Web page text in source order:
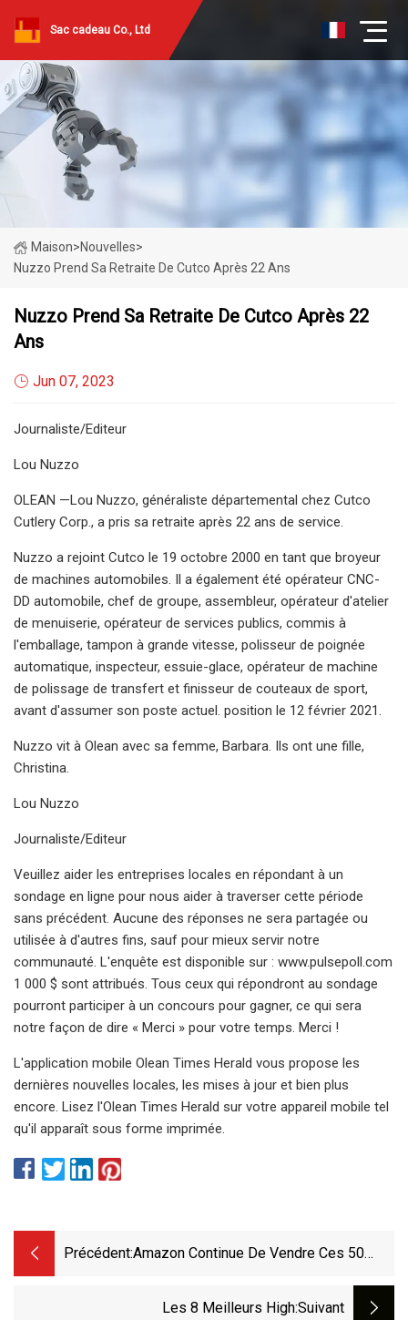
Sac cadeau Co., Ltd
Maison>Nouvelles>
Nuzzo Prend Sa Retraite De Cutco Après 22 Ans
Nuzzo Prend Sa Retraite De Cutco Après 22
Ans
Jun 07, 2023
Journaliste/Editeur
Lou Nuzzo
OLEAN —Lou Nuzzo, généraliste départemental chez Cutco
Cutlery Corp., a pris sa retraite après 22 ans de service.
Nuzzo a rejoint Cutco le 19 octobre 2000 en tant que broyeur
de machines automobiles. Il a également été opérateur CNC-
DD automobile, chef de groupe, assembleur, opérateur d'atelier
de menuiserie, opérateur de services publics, commis à
l'emballage, tampon à grande vitesse, polisseur de poignée
automatique, inspecteur, essuie-glace, opérateur de machine
de polissage de transfert et finisseur de couteaux de sport,
avant d'assumer son poste actuel. position le 12 février 2021.
Nuzzo vit à Olean avec sa femme, Barbara. Ils ont une fille,
Christina.
Lou Nuzzo
Journaliste/Editeur
Veuillez aider les entreprises locales en répondant à un
sondage en ligne pour nous aider à traverser cette période
sans précédent. Aucune des réponses ne sera partagée ou
utilisée à d'autres fins, sauf pour mieux servir notre
communauté. L'enquête est disponible sur : www.pulsepoll.com
1 000 $ sont attribués. Tous ceux qui répondront au sondage
pourront participer à un concours pour gagner, ce qui sera
notre façon de dire « Merci » pour votre temps. Merci !
L'application mobile Olean Times Herald vous propose les
dernières nouvelles locales, les mises à jour et bien plus
encore. Lisez l'Olean Times Herald sur votre appareil mobile tel
qu'il apparaît sous forme imprimée.
Précédent:Amazon Continue De Vendre Ces 50
Intelligents Avec Des Milliers De 5
Les 8 Meilleurs High:suivant